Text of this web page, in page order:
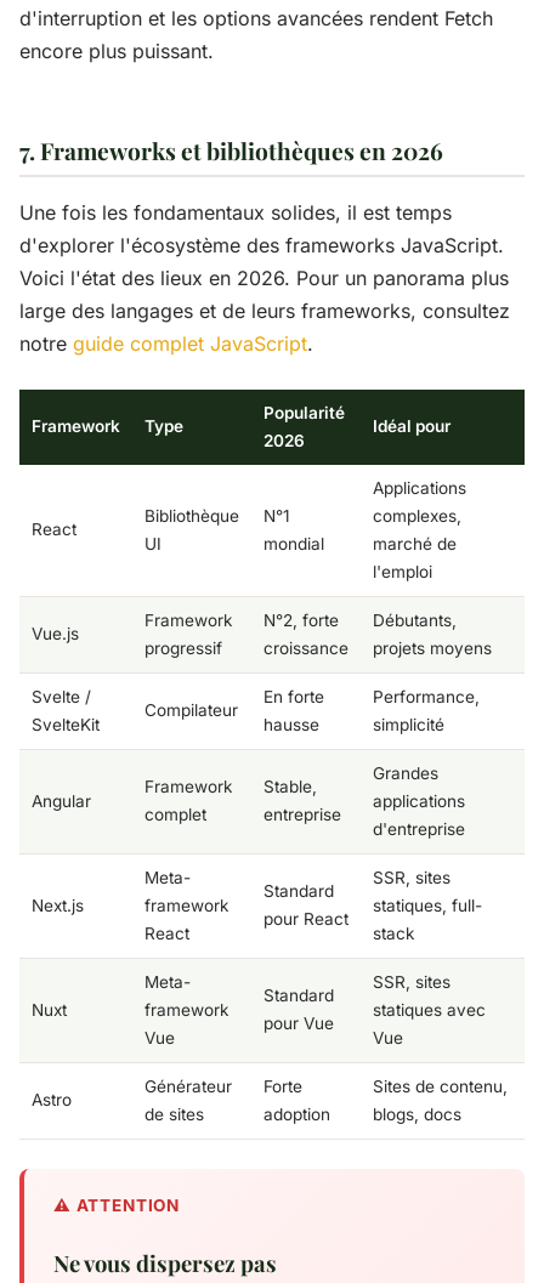
d'interruption et les options avancées rendent Fetch
encore plus puissant.
7. Frameworks et bibliothèques en 2026
Une fois les fondamentaux solides, il est temps
d'explorer l'écosystème des frameworks JavaScript.
Voici l'état des lieux en 2026. Pour un panorama plus
large des langages et de leurs frameworks, consultez
notre guide complet JavaScript.
Framework Type
Popularité
2026
Idéal pour
React
Bibliothèque
UI
N°1
mondial
Applications
complexes,
marché de
l'emploi
Vue.js
Framework
progressif
N°2, forte
croissance
Débutants,
projets moyens
Svelte /
SvelteKit
Compilateur
En forte
hausse
Performance,
simplicité
Angular
Framework
complet
Stable,
entreprise
Grandes
applications
d'entreprise
Next.js
Meta-
framework
React
Standard
pour React
SSR, sites
statiques, full-
stack
Nuxt
Meta-
framework
Vue
Standard
pour Vue
SSR, sites
statiques avec
Vue
Astro
Générateur
de sites
Forte
adoption
Sites de contenu,
blogs, docs
Ne vous dispersez pas